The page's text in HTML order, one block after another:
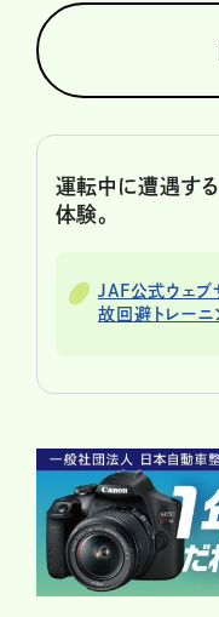
運転中に遭遇す
体験。
JAF公式ウェブ
故回避トレーニ